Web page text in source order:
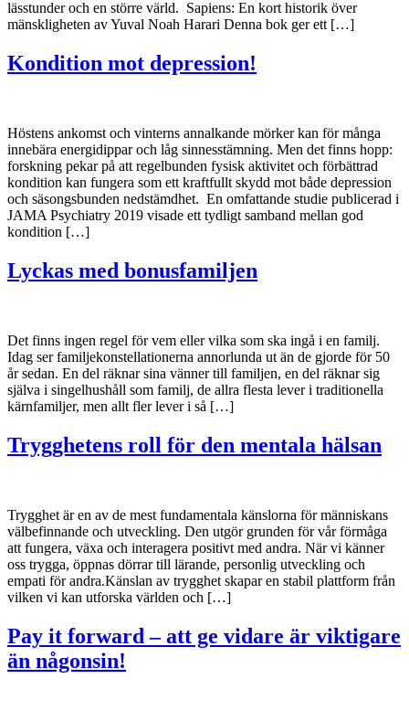
lässtunder och en större värld. Sapiens: En kort historik över
mänskligheten av Yuval Noah Harari Denna bok ger ett […]
Kondition mot depression!
Höstens ankomst och vinterns annalkande mörker kan för många
innebära energidippar och låg sinnesstämning. Men det finns hopp:
forskning pekar på att regelbunden fysisk aktivitet och förbättrad
kondition kan fungera som ett kraftfullt skydd mot både depression
och säsongsbunden nedstämdhet. En omfattande studie publicerad i
JAMA Psychiatry 2019 visade ett tydligt samband mellan god
kondition […]
Lyckas med bonusfamiljen
Det finns ingen regel för vem eller vilka som ska ingå i en familj.
Idag ser familjekonstellationerna annorlunda ut än de gjorde för 50
år sedan. En del räknar sina vänner till familjen, en del räknar sig
själva i singelhushåll som familj, de allra flesta lever i traditionella
kärnfamiljer, men allt fler lever i så […]
Trygghetens roll för den mentala hälsan
Trygghet är en av de mest fundamentala känslorna för människans
välbefinnande och utveckling. Den utgör grunden för vår förmåga
att fungera, växa och interagera positivt med andra. När vi känner
oss trygga, öppnas dörrar till lärande, personlig utveckling och
empati för andra.Känslan av trygghet skapar en stabil plattform från
vilken vi kan utforska världen och […]
Pay it forward – att ge vidare är viktigare
än någonsin!